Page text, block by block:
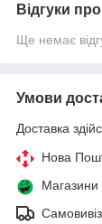
Відгуки
Ще немає
Умови
Доставка
Нова
Магазини
Самовивіз